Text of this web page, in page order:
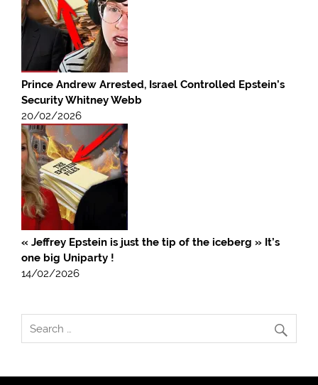
Prince Andrew Arrested, Israel Controlled Epstein’s
Security Whitney Webb
20/02/2026
« Jeffrey Epstein is just the tip of the iceberg » It’s
one big Uniparty !
14/02/2026